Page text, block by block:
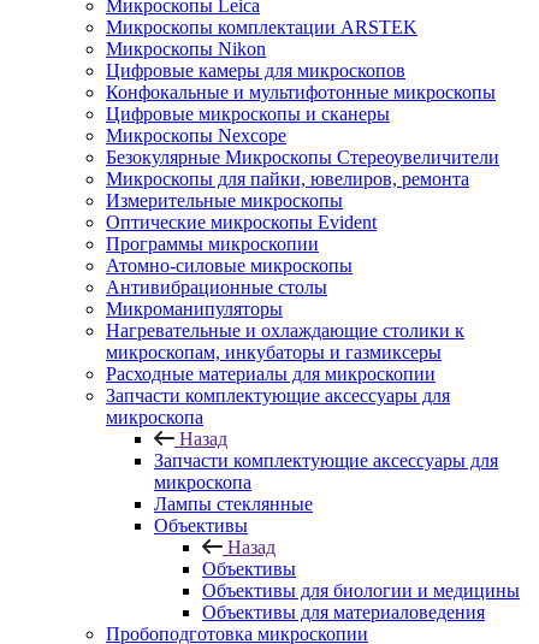
Микроскопы Leica
Микроскопы комплектации ARSTEK
Микроскопы Nikon
Цифровые камеры для микроскопов
Конфокальные и мультифотонные микроскопы
Цифровые микроскопы и сканеры
Микроскопы Nexcope
Безокулярные Микроскопы Стереоувеличители
Микроскопы для пайки, ювелиров, ремонта
Измерительные микроскопы
Оптические микроскопы Evident
Программы микроскопии
Атомно-силовые микроскопы
Антивибрационные столы
Микроманипуляторы
Нагревательные и охлаждающие столики к
микроскопам, инкубаторы и газмиксеры
Расходные материалы для микроскопии
Запчасти комплектующие аксессуары для
микроскопа
Назад
Запчасти комплектующие аксессуары для
микроскопа
Лампы стеклянные
Объективы
Назад
Объективы
Объективы для биологии и медицины
Объективы для материаловедения
Пробоподготовка микроскопии